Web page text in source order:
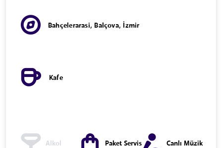
Bahçelerarasi, Balçova, İzmir
Kafe
Alkol Paket Servis Canlı Müzik